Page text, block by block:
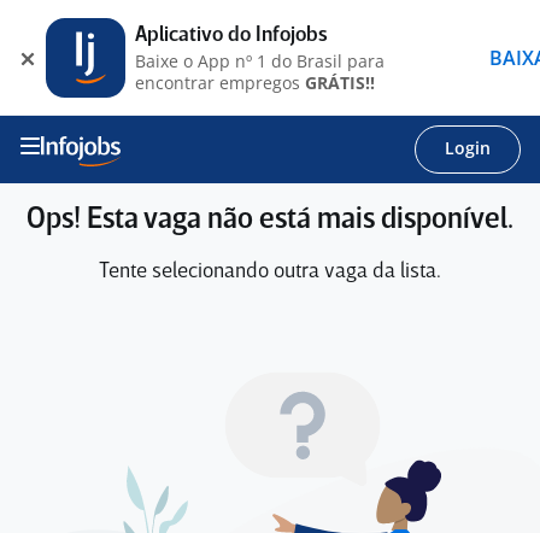
Login
Ops! Esta vaga não está mais disponível.
Tente selecionando outra vaga da lista.
Aplicativo do Infojobs
Baixe o App nº 1 do Brasil para
encontrar empregos GRÁTIS!!